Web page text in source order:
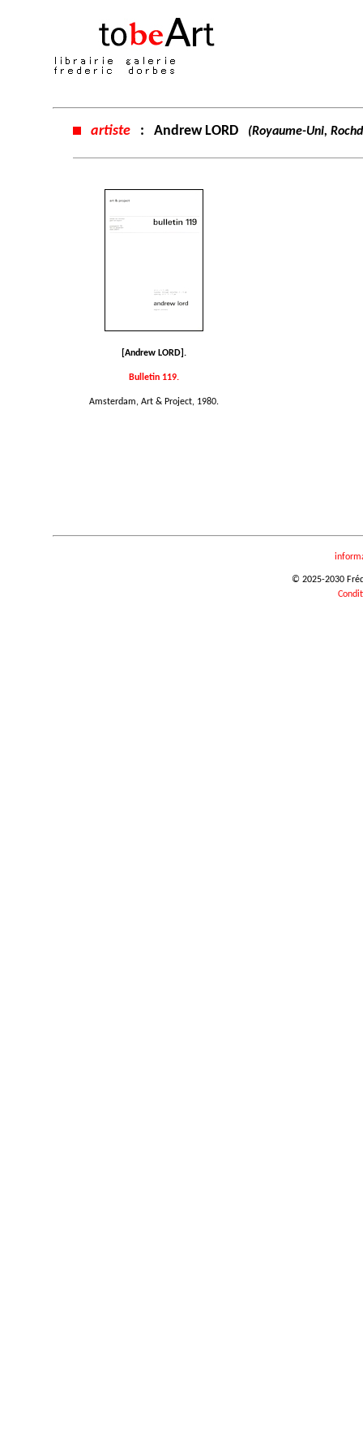
artiste : Andrew LORD (Royaume-Uni,
[Andrew LORD].
Bulletin 119.
Amsterdam, Art & Project, 1980.
© 2025-2030